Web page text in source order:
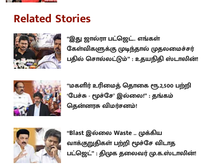
Related Stories
“இது ஜால்ரா பட்ஜெட்.. எங்கள்
கேள்விகளுக்கு முடிந்தால் முதலமைச்சர்
பதில் சொல்லட்டும்” : உதயநிதி ஸ்டாலின்!
“மகளிர் உரிமைத் தொகை ரூ.2,500 பற்றி
‘பேச்சு - மூச்சே’ இல்லை!” : தங்கம்
தென்னரசு விமர்சனம்!
“Blast இல்லை Waste .. முக்கிய
வாக்குறுதிகள் பற்றி மூச்சே விடாத
பட்ஜெட்” : திமுக தலைவர் மு.க.ஸ்டாலின்!